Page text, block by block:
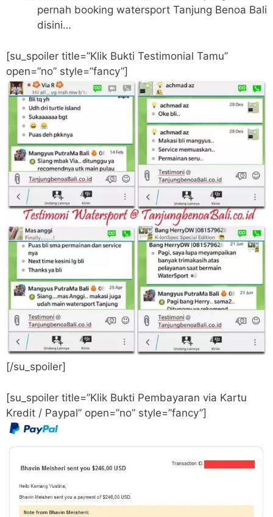
pernah booking watersport Tanjung Benoa Bali
disini…
[su_spoiler title=”Klik Bukti Testimonial Tamu”
open=”no” style=”fancy”]
[/su_spoiler]
[su_spoiler title=”Klik Bukti Pembayaran via Kartu
Kredit / Paypal” open=”no” style=”fancy”]